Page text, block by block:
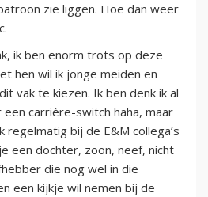
zie liggen. Hoe dan weer
ik ben enorm trots op deze
hen wil ik jonge meiden en
vak te kiezen. Ik ben denk ik al
een carrière-switch haha, maar
regelmatig bij de E&M collega’s
een dochter, zoon, neef, nicht
die nog wel in die
een kijkje wil nemen bij de